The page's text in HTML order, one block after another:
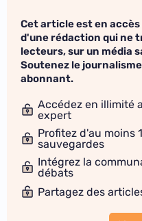
Cet article est en
d'une rédaction qui ne
lecteurs, sur un média
Soutenez le
abonnant.
Accédez en illimité
expert
Profitez d'au moins
sauvegardes
Intégrez la
débats
Partagez des